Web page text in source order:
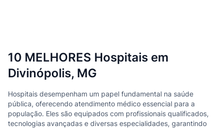
10 MELHORES Hospitais em
Divinópolis, MG
Hospitais desempenham um papel fundamental na saúde
pública, oferecendo atendimento médico essencial para a
população. Eles são equipados com profissionais qualificados,
tecnologias avançadas e diversas especialidades, garantindo